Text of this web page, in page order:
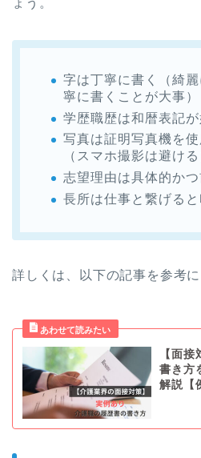
ょう。
字は丁寧に書く（綺
寧に書くことが大事）
学歴職歴は和暦表記
写真は証明写真機を
（スマホ撮影は避ける
志望理由は具体的かつ
長所は仕事と繋げる
詳しくは、以下の記事を参考
【面
書き方
解説【